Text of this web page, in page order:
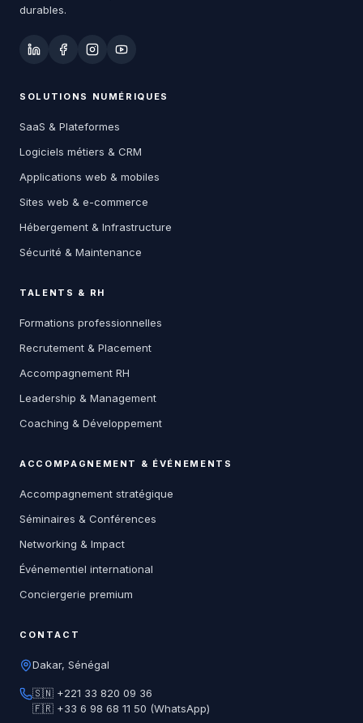
durables.
SOLUTIONS NUMÉRIQUES
SaaS & Plateformes
Logiciels métiers & CRM
Applications web & mobiles
Sites web & e-commerce
Hébergement & Infrastructure
Sécurité & Maintenance
TALENTS & RH
Formations professionnelles
Recrutement & Placement
Accompagnement RH
Leadership & Management
Coaching & Développement
ACCOMPAGNEMENT & ÉVÉNEMENTS
Accompagnement stratégique
Séminaires & Conférences
Networking & Impact
Événementiel international
Conciergerie premium
CONTACT
Dakar, Sénégal
🇸🇳 +221 33 820 09 36
🇫🇷 +33 6 98 68 11 50 (WhatsApp)